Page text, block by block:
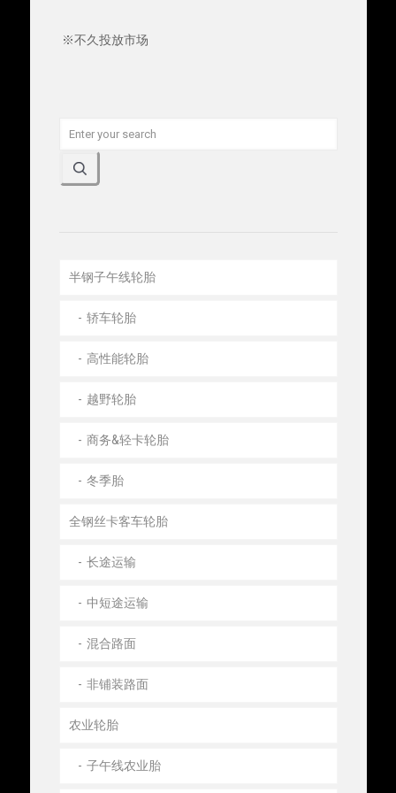
※不久投放市场
半钢子午线轮胎
轿车轮胎
高性能轮胎
越野轮胎
商务&轻卡轮胎
冬季胎
全钢丝卡客车轮胎
长途运输
中短途运输
混合路面
非铺装路面
农业轮胎
子午线农业胎